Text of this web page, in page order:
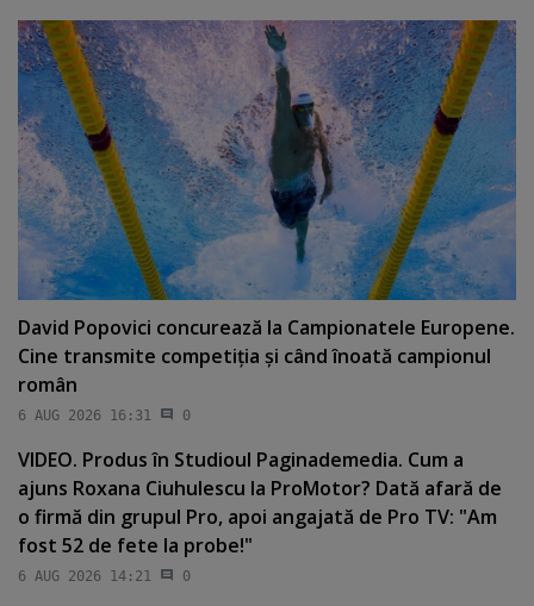
David Popovici concurează la Campionatele Europene.
Cine transmite competiţia şi când înoată campionul
român
6 AUG 2026 16:31 0
VIDEO. Produs în Studioul Paginademedia. Cum a
ajuns Roxana Ciuhulescu la ProMotor? Dată afară de
o firmă din grupul Pro, apoi angajată de Pro TV: "Am
fost 52 de fete la probe!"
6 AUG 2026 14:21 0